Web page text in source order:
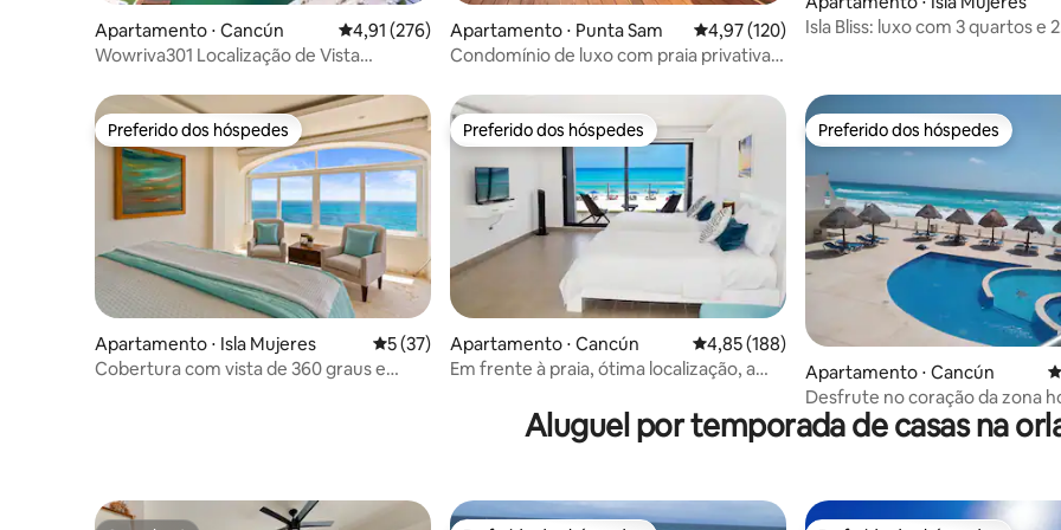
Apartamento ⋅ Cancún 4,91 de uma avaliação média de 5, 276 avaliações
4,91 (276)
Wowriva301 Localização de Vista
Apartamento ⋅ Punta Sam 4,97 de uma avaliação média de 5, 120
4,97 (120)
Condomínio de luxo com praia privativa e
Isla Bliss: luxo com 3 quartos e 2
Preferido dos hóspedes
Preferido dos hóspedes
Apartamento ⋅ Isla Mujeres 5 de uma avaliação média de 5, 37 avaliações
5 (37)
Cobertura com vista de 360 graus e
Preferido dos hóspedes
Preferido dos hóspedes
Apartamento ⋅ Cancún 4,85 de uma avaliação média de 5, 188
4,85 (188)
Em frente à praia, ótima localização, a
Preferido dos hóspedes
Preferido dos hóspedes
Apartamento ⋅ Cancún
Desfrute no coração da zona
de Cancún
Aluguel por temporada de casas na